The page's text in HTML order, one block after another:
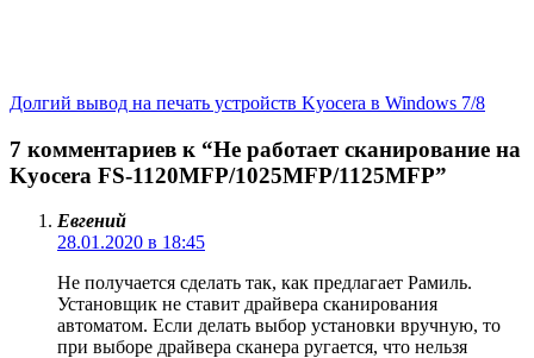
Долгий вывод на печать устройств Kyocera в Windows 7/8
7 комментариев к “Не работает сканирование на
Kyocera FS-1120MFP/1025MFP/1125MFP”
Евгений
28.01.2020 в 18:45
Не получается сделать так, как предлагает Рамиль.
Установщик не ставит драйвера сканирования
автоматом. Если делать выбор установки вручную, то
при выборе драйвера сканера ругается, что нельзя